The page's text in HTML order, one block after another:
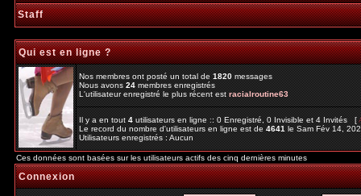
Staff
Qui est en ligne ?
Nos membres ont posté un total de1820messages
Nous avons24membres enregistrés
L'utilisateur enregistré le plus récent estracialroutine63
Il y a en tout4utilisateurs en ligne :: 0 Enregistré, 0 Invisible et 4 Invités [
Le record du nombre d'utilisateurs en ligne est de4641le Sam Fév 14,
Utilisateurs enregistrés : Aucun
Ces données sont basées sur les utilisateurs actifs des cinq dernières minutes
Connexion